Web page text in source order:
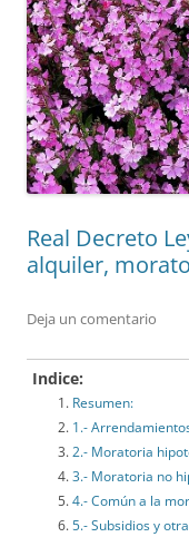
Real Decreto
alquiler,
Deja un comentario
Indice:
Resumen:
1.-
2.- Moratoria
3.- Moratoria no
4.- Común a la
5.- Subsidios y